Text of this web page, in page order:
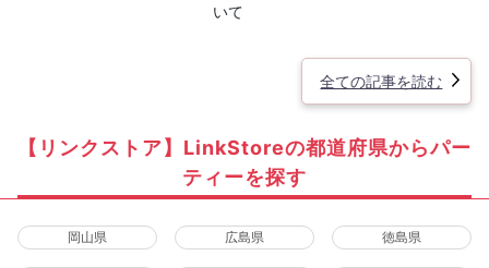
いて
全ての記事を読む
【リンクストア】LinkStoreの都道府県からパー
ティーを探す
岡山県 広島県 徳島県